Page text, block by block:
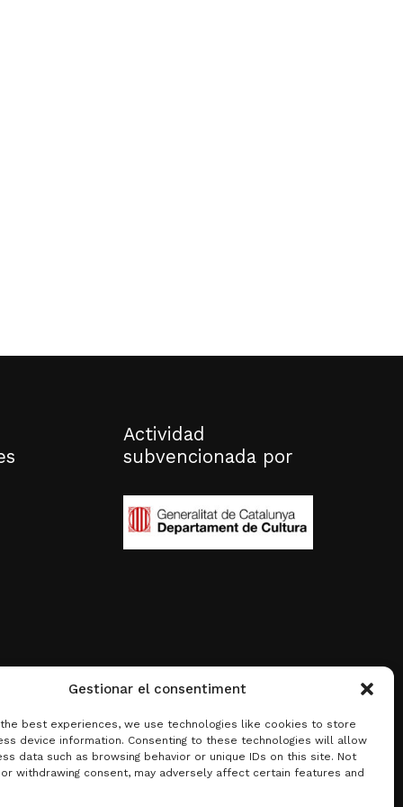
Gestionar el consentiment
best experiences, we use technologies like cookies to store
device information. Consenting to these technologies will allow
data such as browsing behavior or unique IDs on this site. Not
withdrawing consent, may adversely affect certain features and
Actividad
subvencionada por